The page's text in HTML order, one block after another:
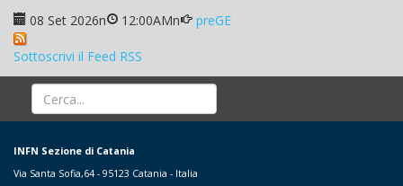
08 Set 2026n 12:00AMn preGE
Sottoscrivi il Feed RSS
INFN Sezione di Catania
Via Santa Sofia,64 - 95123 Catania - Italia